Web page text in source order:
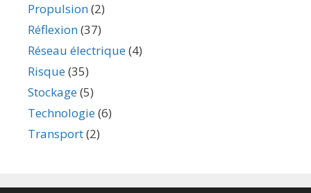
Propulsion(2)
Réflexion(37)
Réseau électrique(4)
Risque(35)
Stockage(5)
Technologie(6)
Transport(2)